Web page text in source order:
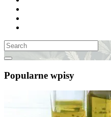
Popularne wpisy